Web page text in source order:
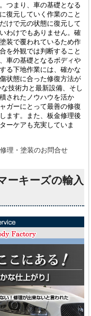
つまり、車の基礎となる
復元していく作業のこと
けで元の状態に復元して
わけでもありません。確
装で覆われているため作
を外観では判断すること
車の基礎となるボディや
る下地作業には、確かな
状態に合った修復方法が
技術力と最新設備、そし
されたノウハウを活か
ガーにとって最善の修復
ます。また、板金修理後
ーケアも充実していま
理・塗装のお問合せ
ーキーズの輸入